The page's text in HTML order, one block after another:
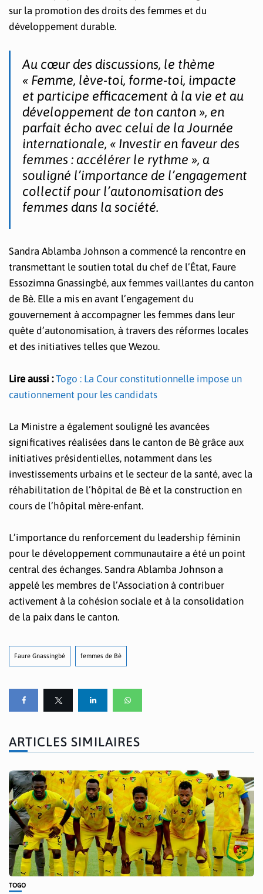
sur la promotion des droits des femmes et du
développement durable.
Au cœur des discussions, le thème
« Femme, lève-toi, forme-toi, impacte
et participe efficacement à la vie et au
développement de ton canton », en
parfait écho avec celui de la Journée
internationale, « Investir en faveur des
femmes : accélérer le rythme », a
souligné l’importance de l’engagement
collectif pour l’autonomisation des
femmes dans la société.
Sandra Ablamba Johnson a commencé la rencontre en
transmettant le soutien total du chef de l’État, Faure
Essozimna Gnassingbé, aux femmes vaillantes du canton
de Bè. Elle a mis en avant l’engagement du
gouvernement à accompagner les femmes dans leur
quête d’autonomisation, à travers des réformes locales
et des initiatives telles que Wezou.
Lire aussi :Togo : La Cour constitutionnelle impose un
cautionnement pour les candidats
La Ministre a également souligné les avancées
significatives réalisées dans le canton de Bè grâce aux
initiatives présidentielles, notamment dans les
investissements urbains et le secteur de la santé, avec la
réhabilitation de l’hôpital de Bè et la construction en
cours de l’hôpital mère-enfant.
L’importance du renforcement du leadership féminin
pour le développement communautaire a été un point
central des échanges. Sandra Ablamba Johnson a
appelé les membres de l’Association à contribuer
activement à la cohésion sociale et à la consolidation
de la paix dans le canton.
Faure Gnassingbé femmes de Bè
ARTICLES SIMILAIRES
TOGO